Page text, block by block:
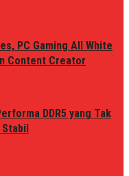
PC Gaming All White
Content Creator
DDR5 yang Tak